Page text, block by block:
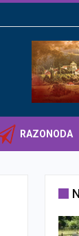
RAZONODA